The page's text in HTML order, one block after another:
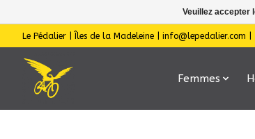
Le Pédalier | Îles de la Madeleine | info@lepedalier.com |
Femmes
Veuillez accepter